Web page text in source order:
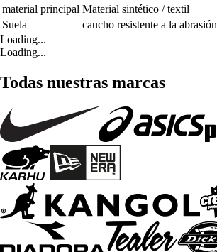
material principal Material sintético / textil
Suela
caucho resistente a la abrasión
Loading...
Loading...
Todas nuestras marcas